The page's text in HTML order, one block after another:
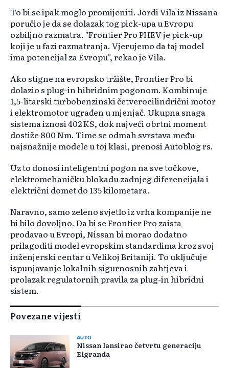
To bi se ipak moglo promijeniti. Jordi Vila iz Nissana
poručio je da se dolazak tog pick-upa u Evropu
ozbiljno razmatra. "Frontier Pro PHEV je pick-up
koji je u fazi razmatranja. Vjerujemo da taj model
ima potencijal za Evropu", rekao je Vila.
Ako stigne na evropsko tržište, Frontier Pro bi
dolazio s plug-in hibridnim pogonom. Kombinuje
1,5-litarski turbobenzinski četverocilindrični motor
i elektromotor ugrađen u mjenjač. Ukupna snaga
sistema iznosi 402 KS, dok najveći obrtni moment
dostiže 800 Nm. Time se odmah svrstava među
najsnažnije modele u toj klasi, prenosi Autoblog rs.
Uz to donosi inteligentni pogon na sve točkove,
elektromehaničku blokadu zadnjeg diferencijala i
električni domet do 135 kilometara.
Naravno, samo zeleno svjetlo iz vrha kompanije ne
bi bilo dovoljno. Da bi se Frontier Pro zaista
prodavao u Evropi, Nissan bi morao dodatno
prilagoditi model evropskim standardima kroz svoj
inženjerski centar u Velikoj Britaniji. To uključuje
ispunjavanje lokalnih sigurnosnih zahtjeva i
prolazak regulatornih pravila za plug-in hibridni
sistem.
Povezane vijesti
AUTO
Nissan lansirao četvrtu generaciju
Elgranda